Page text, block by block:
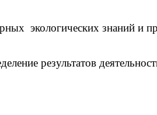
экологических знаний и
результатов